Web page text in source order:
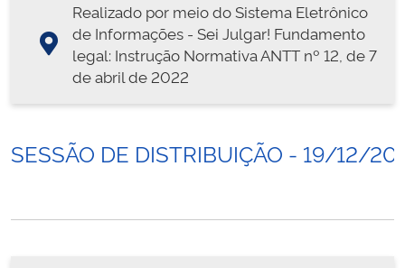
Realizado por meio do Sistema Eletrônico
de Informações - Sei Julgar! Fundamento
legal: Instrução Normativa ANTT nº 12, de 7
de abril de 2022
SESSÃO DE DISTRIBUIÇÃO - 19/12/